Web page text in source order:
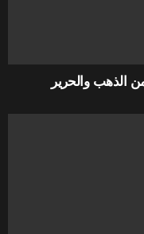
الذهب والحرير